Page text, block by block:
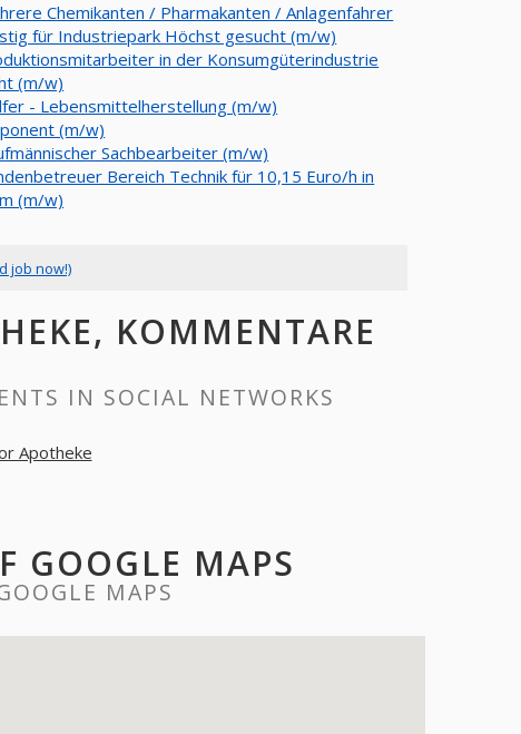
Chemikanten / Pharmakanten / Anlagenfahrer
für Industriepark Höchst gesucht (m/w)
in der Konsumgüterindustrie
(m/w)
- Lebensmittelherstellung (m/w)
(m/w)
Sachbearbeiter (m/w)
Bereich Technik für 10,15 Euro/h in
(m/w)
job now!)
KOMMENTARE
IN SOCIAL NETWORKS
Apotheke
GOOGLE MAPS
MAPS